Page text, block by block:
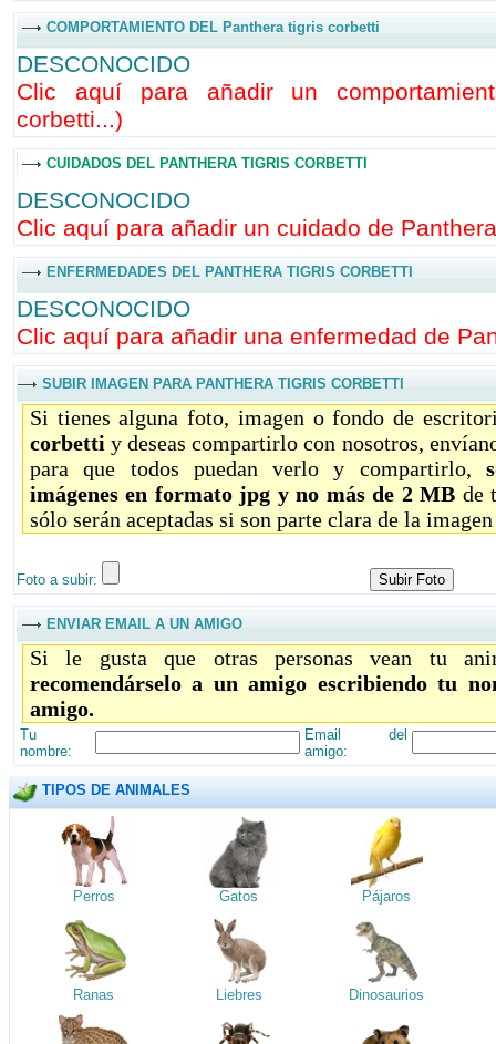
COMPORTAMIENTO DEL Panthera tigris corbetti
DESCONOCIDO
Clic aquí para añadir un
corbetti...)
CUIDADOS DEL PANTHERA TIGRIS CORBETTI
DESCONOCIDO
Clic aquí para añadir un cuidado de
ENFERMEDADES DEL PANTHERA TIGRIS CORBETTI
DESCONOCIDO
Clic aquí para añadir una enfermedad de
SUBIR IMAGEN PARA PANTHERA TIGRIS CORBETTI
Si tienes alguna foto, imagen o fondo de
corbetti y deseas compartirlo con nosotros,
para que todos puedan verlo y compartirlo,
imágenes en formato jpg y no más de 2 MB de
sólo serán aceptadas si son parte clara de la
Foto a subir:
ENVIAR EMAIL A UN AMIGO
Si le gusta que otras personas vean tu
recomendárselo a un amigo escribiendo tu
amigo.
Tu
nombre:
Email del
amigo:
TIPOS DE ANIMALES
Perros Gatos Pájaros
Ranas Liebres Dinosaurios